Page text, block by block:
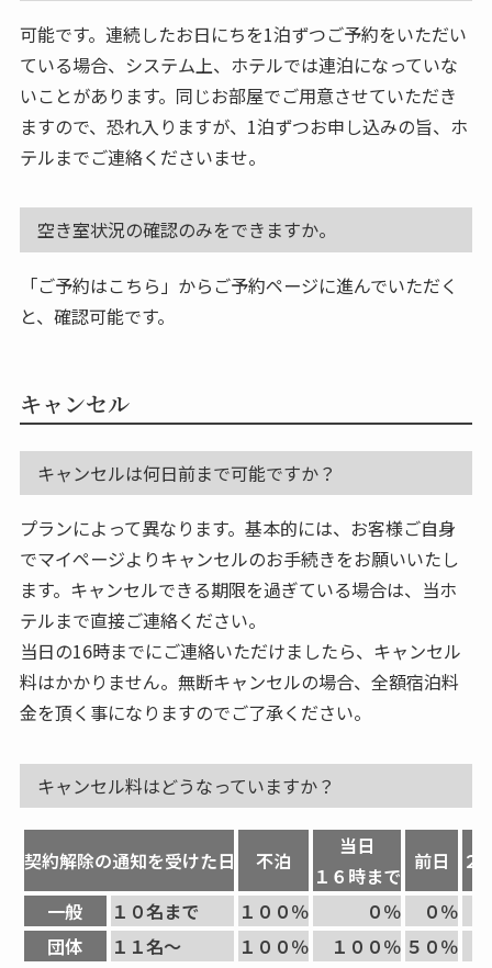
可能です。連続したお日にちを1泊ずつご予約をいただい
ている場合、システム上、ホテルでは連泊になっていな
いことがあります。同じお部屋でご用意させていただき
ますので、恐れ入りますが、1泊ずつお申し込みの旨、ホ
テルまでご連絡くださいませ。
空き室状況の確認のみをできますか。
「ご予約はこちら」からご予約ページに進んでいただく
と、確認可能です。
キャンセル
キャンセルは何日前まで可能ですか？
プランによって異なります。基本的には、お客様ご自身
でマイページよりキャンセルのお手続きをお願いいたし
ます。キャンセルできる期限を過ぎている場合は、当ホ
テルまで直接ご連絡ください。
当日の16時までにご連絡いただけましたら、キャンセル
料はかかりません。無断キャンセルの場合、全額宿泊料
金を頂く事になりますのでご了承ください。
キャンセル料はどうなっていますか？
契約解除の通知を受けた日 不泊
当日
１６時まで
前日
２
一般
１０名まで １００％ ０％
０％
団体
１１名〜 １００％ １００％ ５０％